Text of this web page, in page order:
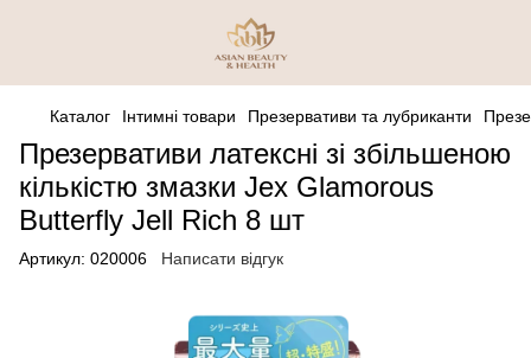
Каталог Інтимні товари Презервативи та лубриканти
Презервативи латексні зі збільшеною
кількістю змазки Jex Glamorous
Butterfly Jell Rich 8 шт
Артикул: 020006 Написати відгук